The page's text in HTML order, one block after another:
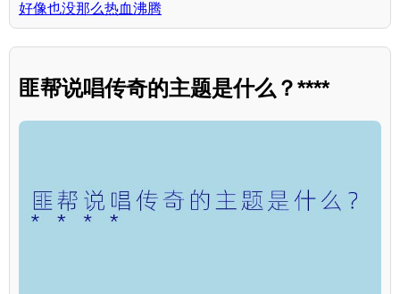
好像也没那么热血沸腾
匪帮说唱传奇的主题是什么？****